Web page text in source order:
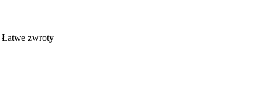
Łatwe zwroty